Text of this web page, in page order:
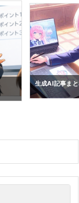
前へ

次へ

検索
生成AI記事ま